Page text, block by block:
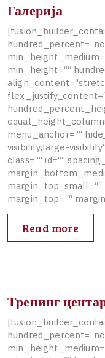
Галерија
[fusion builder_ contai
hundred percent=“no
min height medium=
min height=““ hundre
align content=“stretc
flex justify_ content=
hundred percent hei
equal_ height column
menu anchor=““ hide
visibility,large-visibility
class=““ id=““ spacing
margin bottom medi
margin top small=““
margin top=““ margin
Read more
Тренинг
[fusion builder_ contai
hundred percent=“no
min height medium=